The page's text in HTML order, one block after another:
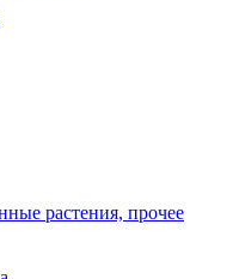
растения, прочее